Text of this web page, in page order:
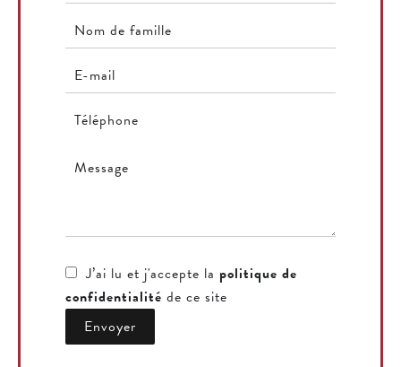
J’ai lu et j'accepte la politique de
confidentialité de ce site
Envoyer